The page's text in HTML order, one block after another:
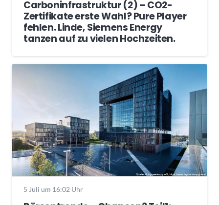
Carboninfrastruktur (2) – CO2-
Zertifikate erste Wahl? Pure Player
fehlen. Linde, Siemens Energy
tanzen auf zu vielen Hochzeiten.
5 Juli um 16:02 Uhr